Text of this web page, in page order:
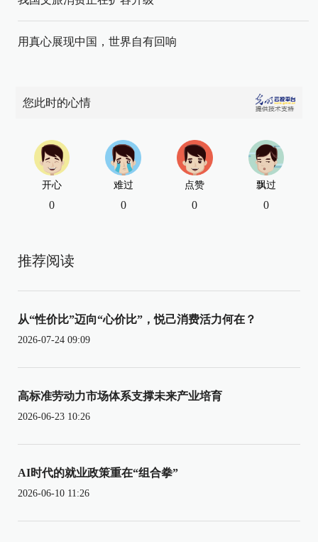
用真心展现中国，世界自有回响
您此时的心情
开心
0
难过
0
点赞
0
飘过
0
推荐阅读
从“性价比”迈向“心价比”，悦己消费活力何在？
2026-07-24 09:09
高标准劳动力市场体系支撑未来产业培育
2026-06-23 10:26
AI时代的就业政策重在“组合拳”
2026-06-10 11:26